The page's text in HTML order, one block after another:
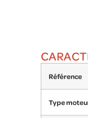
Référence
Type